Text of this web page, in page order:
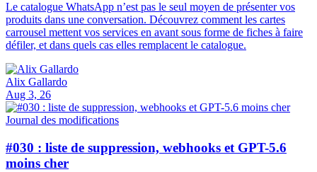
Le catalogue WhatsApp n’est pas le seul moyen de présenter vos
produits dans une conversation. Découvrez comment les cartes
carrousel mettent vos services en avant sous forme de fiches à faire
défiler, et dans quels cas elles remplacent le catalogue.
Alix Gallardo
Aug 3, 26
Journal des modifications
#030 : liste de suppression, webhooks et GPT-5.6
moins cher